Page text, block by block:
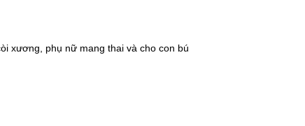
xương, phụ nữ mang thai và cho con bú